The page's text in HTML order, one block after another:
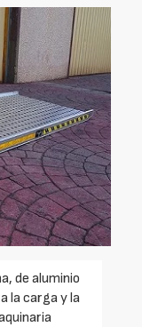
de aluminio
la carga y la